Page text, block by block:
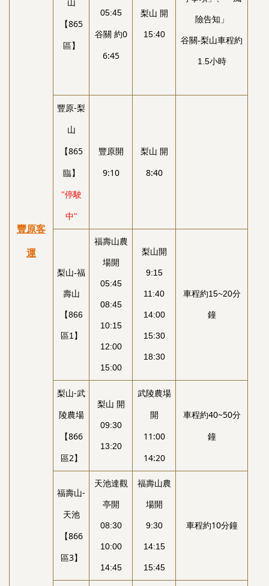
豐原客
運
險告知」
谷關-梨山車程約
1.5小時
【865
區】
05:45
谷關 約0
6:45
梨山 開
15:40
豐原-梨
山
【865
臨】
"停駛
中"
豐原開
9:10
梨山 開
8:40
梨山-福
壽山
【866
區1】
福壽山農
場開
05:45
08:45
10:15
12:00
15:00
梨山開
9:15
11:40
14:00
15:30
18:30
車程約15~20分
鐘
梨山-武
陵農場
【866
區2】
梨山 開
09:30
13:20
武陵農場
開
11:00
14:20
車程約40~50分
鐘
福壽山-
天池
【866
區3】
天池達觀
亭開
08:30
10:00
14:45
福壽山農
場開
9:30
14:15
15:45
車程約10分鐘